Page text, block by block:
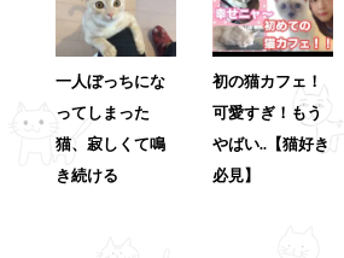
一人ぼっちにな
ってしまった
猫、寂しくて鳴
き続ける
初の猫カフェ！
可愛すぎ！もう
やばい..【猫好き
必見】